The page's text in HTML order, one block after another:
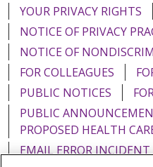
YOUR PRIVACY RIGHTS
NOTICE OF PRIVACY
NOTICE OF
FOR COLLEAGUES
PUBLIC NOTICES
PUBLIC
PROPOSED HEALTH
EMAIL ERROR INCIDENT